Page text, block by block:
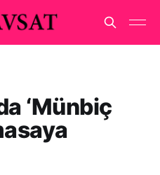
‘Münbiç